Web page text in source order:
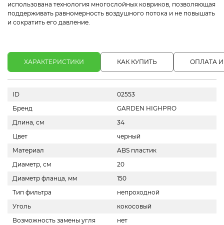
использована технология многослойных ковриков, позволяющая
поддерживать равномерность воздушного потока и не повышать
и сократить его давление.
ХАРАКТЕРИСТИКИ КАК КУПИТЬ ОПЛАТА
ID
02553
Бренд
GARDEN HIGHPRO
Длина, см
34
Цвет
черный
Материал
ABS пластик
Диаметр, см
20
Диаметр фланца, мм
150
Тип фильтра
непроходной
Уголь
кокосовый
Возможность замены угля
нет